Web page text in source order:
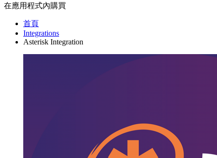
在應用程式內購買
首頁
Integrations
Asterisk Integration